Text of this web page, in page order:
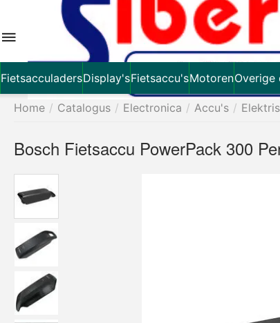
FietsacculadersDisplay'sFietsaccu'sMotorenOverige
Home / Catalogus / Electronica / Accu's /
Bosch Fietsaccu PowerPack 300